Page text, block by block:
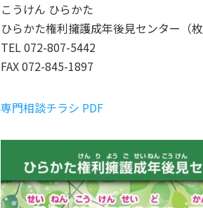
こうけん ひらかた
ひらかた権利擁護成年後見センター（
TEL 072-807-5442
FAX 072-845-1897
専門相談チラシ PDF